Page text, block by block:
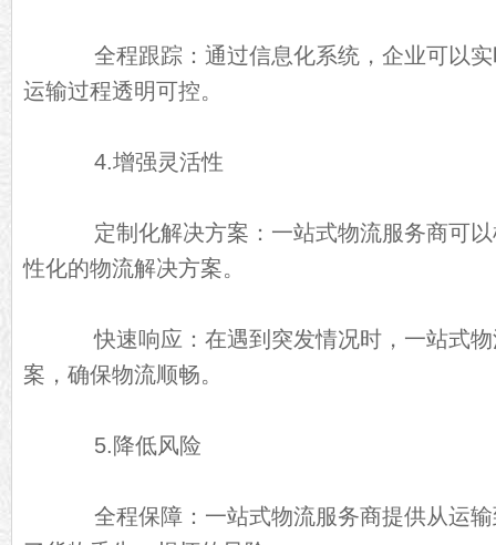
全程跟踪：通过信息化系统，企业可以实
运输过程透明可控。
4.增强灵活性
定制化解决方案：一站式物流服务商可以
性化的物流解决方案。
快速响应：在遇到突发情况时，一站式物
案，确保物流顺畅。
5.降低风险
全程保障：一站式物流服务商提供从运输